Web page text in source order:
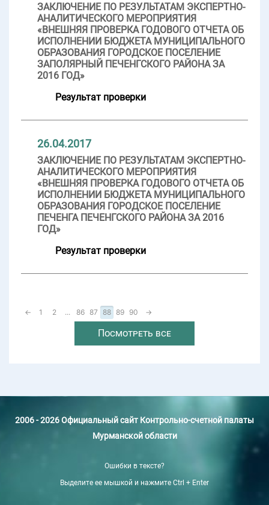
ЗАКЛЮЧЕНИЕ ПО РЕЗУЛЬТАТАМ ЭКСПЕРТНО-
АНАЛИТИЧЕСКОГО МЕРОПРИЯТИЯ
«ВНЕШНЯЯ ПРОВЕРКА ГОДОВОГО ОТЧЕТА ОБ
ИСПОЛНЕНИИ БЮДЖЕТА МУНИЦИПАЛЬНОГО
ОБРАЗОВАНИЯ ГОРОДСКОЕ ПОСЕЛЕНИЕ
ЗАПОЛЯРНЫЙ ПЕЧЕНГСКОГО РАЙОНА ЗА
2016 ГОД»
Результат проверки
26.04.2017
ЗАКЛЮЧЕНИЕ ПО РЕЗУЛЬТАТАМ ЭКСПЕРТНО-
АНАЛИТИЧЕСКОГО МЕРОПРИЯТИЯ
«ВНЕШНЯЯ ПРОВЕРКА ГОДОВОГО ОТЧЕТА ОБ
ИСПОЛНЕНИИ БЮДЖЕТА МУНИЦИПАЛЬНОГО
ОБРАЗОВАНИЯ ГОРОДСКОЕ ПОСЕЛЕНИЕ
ПЕЧЕНГА ПЕЧЕНГСКОГО РАЙОНА ЗА 2016
ГОД»
Результат проверки
← 1 2 ... 86 87 88 89 90 →
Посмотреть все
2006 - 2026 Официальный сайт Контрольно-счетной палаты
Мурманской области
Ошибки в тексте?
Выделите ее мышкой и нажмите Ctrl + Enter